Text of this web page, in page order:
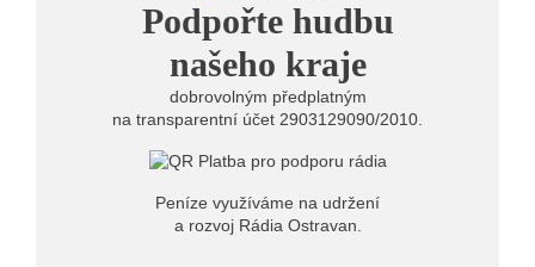
20.07.2026
Štěrkovna Open Music: Klubová scéna na festivalu
nabídne Krhuta i Beatles
Podpořte hudbu
našeho kraje
dobrovolným předplatným
na transparentní účet 2903129090/2010.
Peníze využíváme na udržení
a rozvoj Rádia Ostravan.